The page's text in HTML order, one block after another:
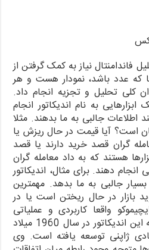
فاندامنتال نیاز به کمک گرفتن از
که عدد باشد، نمودار هست و هر
کلی تحلیل و تجزیه انجام داد.
به نام اندیکاتور انجام
اطلاعات جالبی به ما بدهند. مثلا
است؟ آیا قیمت در حال ریزش یا
گران قصد خرید دارند یا قصد
هستند که به داد معامله گران
دهند. برای مثال، اندیکاتور
جالبی به ما بدهد. مهمترین
بازار در حال ریختن است یا در
واقعا کاربردی و عملیاتی
است. جالب است بدانید که این اندیکاتور در سال 1960 میلاد
ژاپنی توسعه یافته است. وی